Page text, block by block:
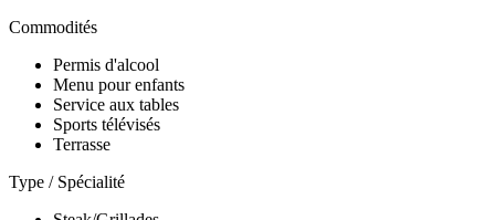
Commodités
Permis d'alcool
Menu pour enfants
Service aux tables
Sports télévisés
Terrasse
Type / Spécialité